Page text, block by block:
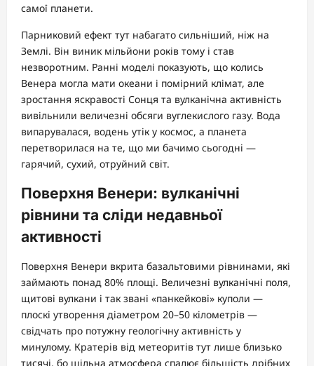
самої планети.
Парниковий ефект тут набагато сильніший, ніж на
Землі. Він виник мільйони років тому і став
незворотним. Ранні моделі показують, що колись
Венера могла мати океани і помірний клімат, але
зростання яскравості Сонця та вулканічна активність
вивільнили величезні обсяги вуглекислого газу. Вода
випарувалася, водень утік у космос, а планета
перетворилася на те, що ми бачимо сьогодні —
гарячий, сухий, отруйний світ.
Поверхня Венери: вулканічні
рівнини та сліди недавньої
активності
Поверхня Венери вкрита базальтовими рівнинами, які
займають понад 80% площі. Величезні вулканічні поля,
щитові вулкани і так звані «панкейкові» куполи —
плоскі утворення діаметром 20–50 кілометрів —
свідчать про потужну геологічну активність у
минулому. Кратерів від метеоритів тут лише близько
тисячі, бо щільна атмосфера спалює більшість дрібних